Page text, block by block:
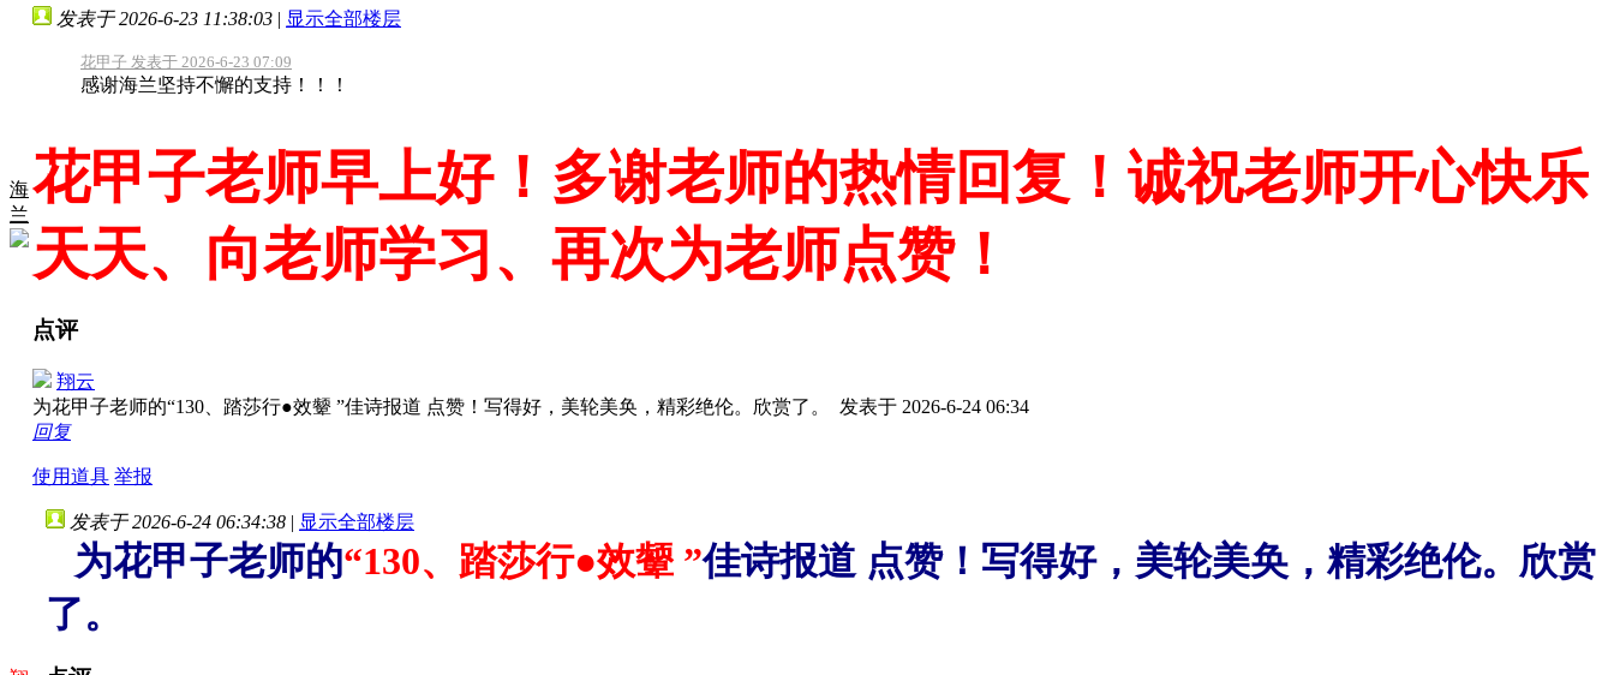
海
兰
发表于 2026-6-23 11:38:03 | 显示全部楼层
花甲子 发表于 2026-6-23 07:09
感谢海兰坚持不懈的支持！！！
花甲子老师早上好！多谢老师的热情回复！诚祝老师开心快乐
天天、向老师学习、再次为老师点赞！
点评
翔云
为花甲子老师的“130、踏莎行●效颦 ”佳诗报道 点赞！写得好，美轮美奂，精彩绝伦。欣赏了。 发表于 2026-6-24 06:34
回复
使用道具 举报
发表于 2026-6-24 06:34:38 | 显示全部楼层
为花甲子老师的“130、踏莎行●效颦 ”佳诗报道 点赞！写得好，美轮美奂，精彩绝伦。欣赏
了。